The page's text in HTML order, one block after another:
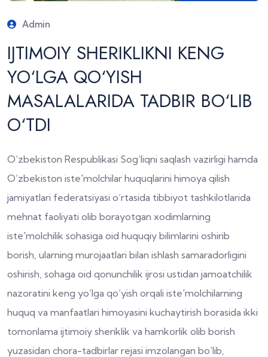
Admin
IJTIMOIY SHERIKLIKNI KENG
YO‘LGA QO‘YISH
MASALALARIDA TADBIR BO‘LIB
O‘TDI
O‘zbekiston Respublikasi Sog‘liqni saqlash vazirligi hamda
O‘zbekiston iste'molchilar huquqlarini himoya qilish
jamiyatlari federatsiyasi o‘rtasida tibbiyot tashkilotlarida
mehnat faoliyati olib borayotgan xodimlarning
iste'molchilik sohasiga oid huquqiy bilimlarini oshirib
borish, ularning murojaatlari bilan ishlash samaradorligini
oshirish, sohaga oid qonunchilik ijrosi ustidan jamoatchilik
nazoratini keng yo‘lga qo‘yish orqali iste'molchilarning
huquq va manfaatlari himoyasini kuchaytirish borasida ikki
tomonlama ijtimoiy sheriklik va hamkorlik olib borish
yuzasidan chora-tadbirlar rejasi imzolangan bo‘lib,